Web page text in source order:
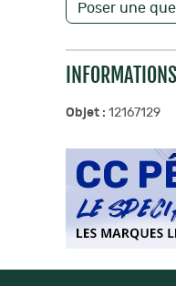
Poser une
Objet : 12167129